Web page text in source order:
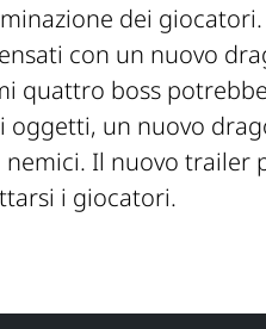
dei
con un nuovo
quattro boss
un nuovo
nemici. Il nuovo trailer
i giocatori.